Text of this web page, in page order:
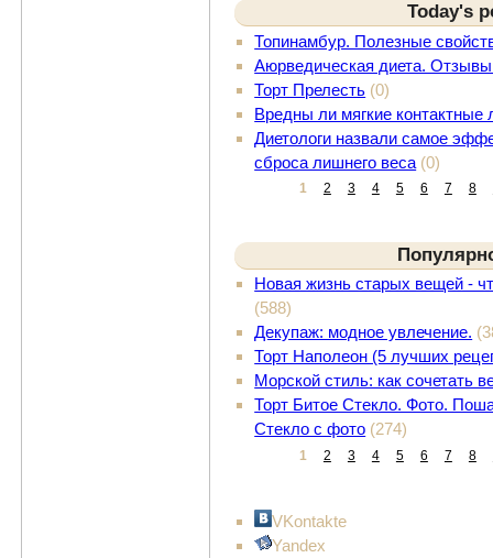
Today's
Топинамбур. Полезные
Аюрведическая диета.
Торт Прелесть (0)
Вредны ли мягкие контактные
Диетологи назвали самое
сброса лишнего веса (0)
1 2 3 4 5 6 7 8
Новая жизнь старых вещей -
(588)
Декупаж: модное увлечение.
Торт Наполеон (5 лучших
Морской стиль: как сочетать
Торт Битое Стекло. Фото.
Стекло с фото (274)
1 2 3 4 5 6 7 8
VKontakte
Yandex